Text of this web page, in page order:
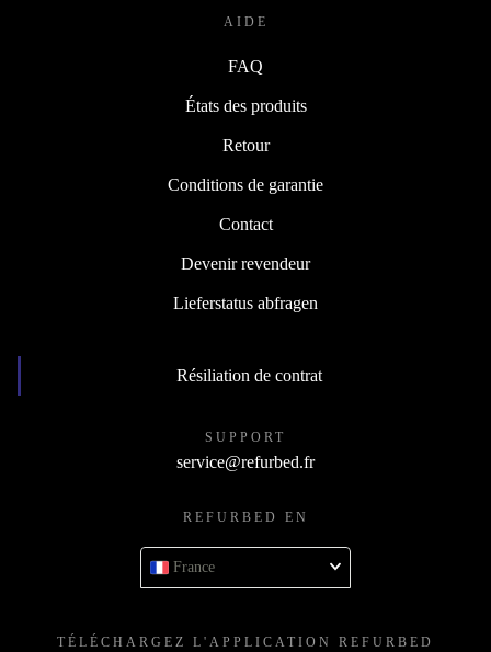
AIDE
FAQ
États des produits
Retour
Conditions de garantie
Contact
Devenir revendeur
Lieferstatus abfragen
Résiliation de contrat
SUPPORT
service@refurbed.fr
REFURBED EN
France
TÉLÉCHARGEZ L'APPLICATION REFURBED